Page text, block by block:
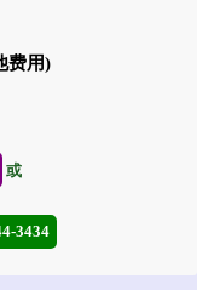
费用)
或
3434